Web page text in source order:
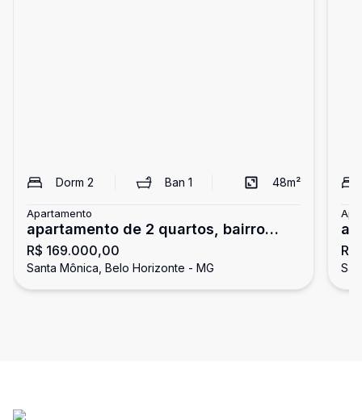
Dorm 2 Ban 1 48m²
Apartamento
apartamento de 2 quartos, bairro
Santa Mônica em Belo Horizonte
R$ 169.000,00
Santa Mônica, Belo Horizonte - MG